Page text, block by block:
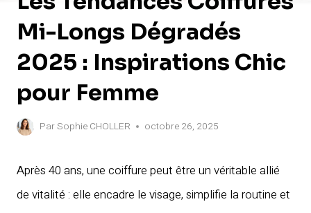
Mi-Longs Dégradés
2025 : Inspirations Chic
pour Femme
ParSophie CHOLLER octobre 26, 2025
Après 40 ans, une coiffure peut être un véritable allié
de vitalité : elle encadre le visage, simplifie la routine et